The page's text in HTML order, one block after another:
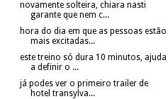
novamente solteira, chiara nasti
garante que nem c...
hora do dia em que as pessoas estão
mais excitadas...
este treino só dura 10 minutos, ajuda
a definir o ...
já podes ver o primeiro trailer de
hotel transylva...